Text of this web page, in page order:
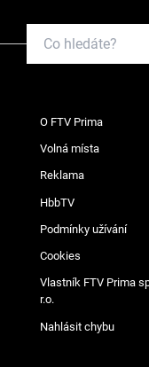
O FTV Prima
Volná místa
Reklama
HbbTV
Podmínky užívání
Cookies
Vlastník FTV Prima
r.o.
Nahlásit chybu